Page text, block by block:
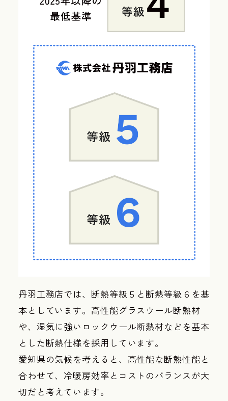
丹羽工務店では、断熱等級５と断熱等級６を基
本としています。高性能グラスウール断熱材
や、湿気に強いロックウール断熱材などを基本
とした断熱仕様を採用しています。
愛知県の気候を考えると、高性能な断熱性能と
合わせて、冷暖房効率とコストのバランスが大
切だと考えています。